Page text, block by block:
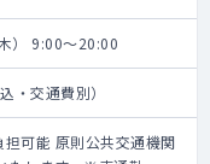
） 9:00～20:00
・交通費別）
可能 原則公共交通機関